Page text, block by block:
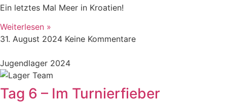
Ein letztes Mal Meer in Kroatien!
Weiterlesen »
31. August 2024 Keine Kommentare
Jugendlager 2024
Tag 6 – Im Turnierfieber